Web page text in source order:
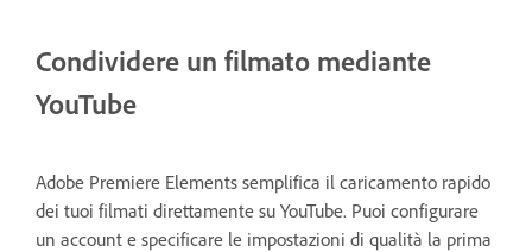
Condividere un filmato mediante
YouTube
Adobe Premiere Elements semplifica il caricamento rapido
dei tuoi filmati direttamente su YouTube. Puoi configurare
un account e specificare le impostazioni di qualità la prima